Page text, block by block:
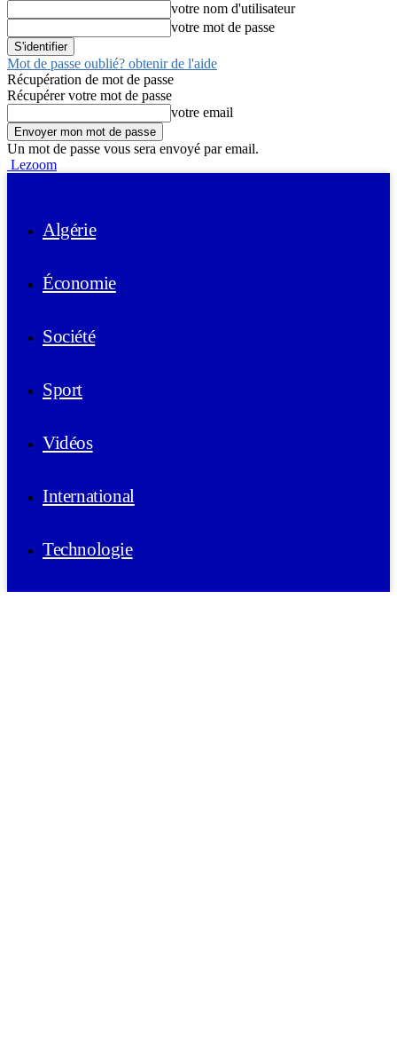
votre nom d'utilisateur
votre mot de passe
Mot de passe oublié? obtenir de l'aide
Récupération de mot de passe
Récupérer votre mot de passe
votre email
Un mot de passe vous sera envoyé par email.
Lezoom
Algérie
Économie
Société
Sport
Vidéos
International
Technologie